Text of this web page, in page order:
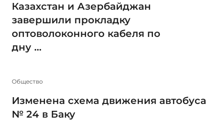
Казахстан и Азербайджан
завершили прокладку
оптоволоконного кабеля по
дну ...
Общество
Изменена схема движения автобуса
№ 24 в Баку